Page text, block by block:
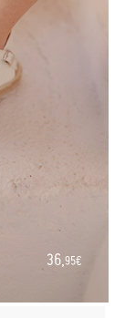
36, 95€